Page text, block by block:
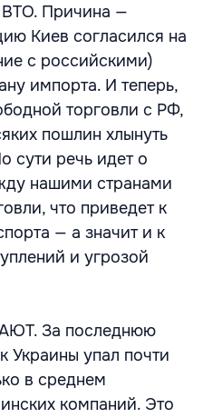
ВТО. Причина —
Киев согласился на
с российскими)
импорта. И теперь,
торговли с РФ,
пошлин хлынуть
сути речь идет о
нашими странами
что приведет к
— а значит и к
и угрозой
За последнюю
упал почти
в среднем
компаний. Это